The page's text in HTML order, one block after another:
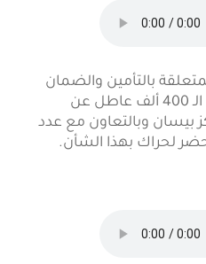
بالتأمين والضمان
الاجتماعي تمس ما يقارب الـ 400 ألف عاطل عن
بيسان وبالتعاون مع عدد
لحراك بهذا الشأن.